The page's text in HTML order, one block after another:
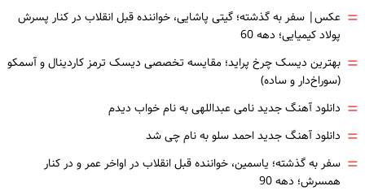
= عکس| سفر به گذشته؛ گیتی پاشایی، خواننده قبل انقلاب در کنار پسرش
پولاد کیمیایی؛ دهه 60
= بهترین دیسک چرخ پراید؛ مقایسه تخصصی دیسک ترمز کاردینال و آسمکو
(سوراخ‌دار و ساده)
= دانلود آهنگ جدید نامی عبداللهی به نام خواب دیدم
= دانلود آهنگ جدید احمد سلو به نام چی شد
= سفر به گذشته؛ یاسمین، خواننده قبل انقلاب در اواخر عمر و در کنار
همسرش؛ دهه 90